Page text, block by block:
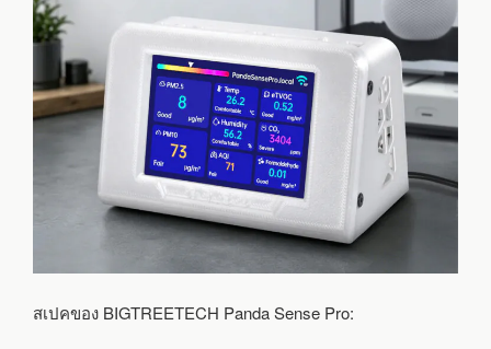
สเปคของ BIGTREETECH Panda Sense Pro: